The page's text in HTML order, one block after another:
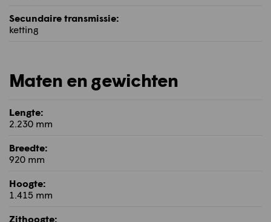
Secundaire transmissie:
ketting
Maten en gewichten
Lengte:
2.230 mm
Breedte:
920 mm
Hoogte:
1.415 mm
Zithoogte: